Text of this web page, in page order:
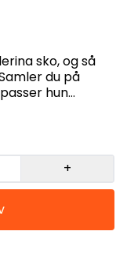
sko, og så
hun
+